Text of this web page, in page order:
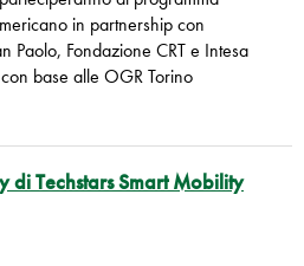
in partnership con
Paolo, Fondazione CRT e Intesa
base alle OGR Torino
di Techstars Smart Mobility